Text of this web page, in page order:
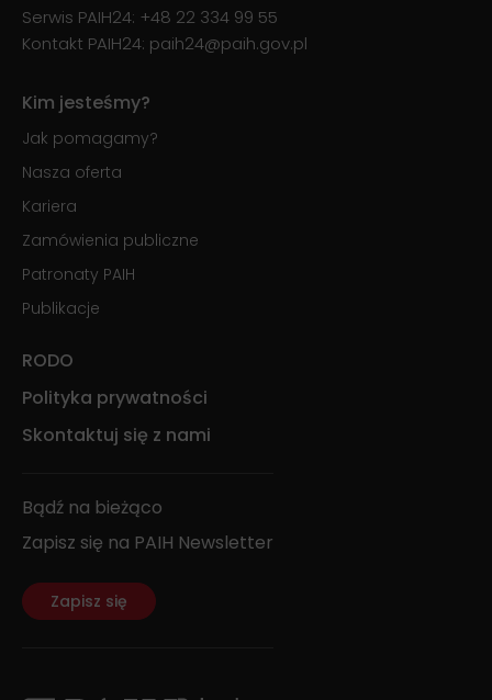
Serwis PAIH24: +48 22 334 99 55
Kontakt PAIH24: paih24@paih.gov.pl
Kim jesteśmy?
Jak pomagamy?
Nasza oferta
Kariera
Zamówienia publiczne
Patronaty PAIH
Publikacje
RODO
Polityka prywatności
Skontaktuj się z nami
Bądź na bieżąco
Zapisz się na PAIH Newsletter
Zapisz się